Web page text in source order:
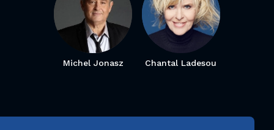
Michel Jonasz Chantal Ladesou